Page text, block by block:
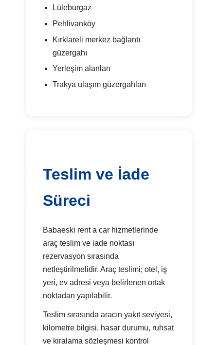
Lüleburgaz
Pehlivanköy
Kırklareli merkez bağlantı
güzergahı
Yerleşim alanları
Trakya ulaşım güzergahları
Teslim ve İade
Süreci
Babaeski rent a car hizmetlerinde
araç teslim ve iade noktası
rezervasyon sırasında
netleştirilmelidir. Araç teslimi; otel, iş
yeri, ev adresi veya belirlenen ortak
noktadan yapılabilir.
Teslim sırasında aracın yakıt seviyesi,
kilometre bilgisi, hasar durumu, ruhsat
ve kiralama sözleşmesi kontrol